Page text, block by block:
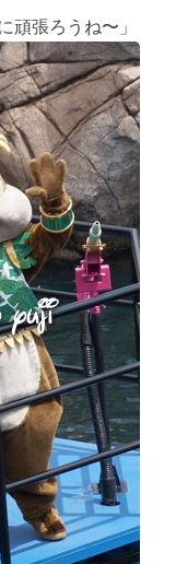
頑張ろうね〜」